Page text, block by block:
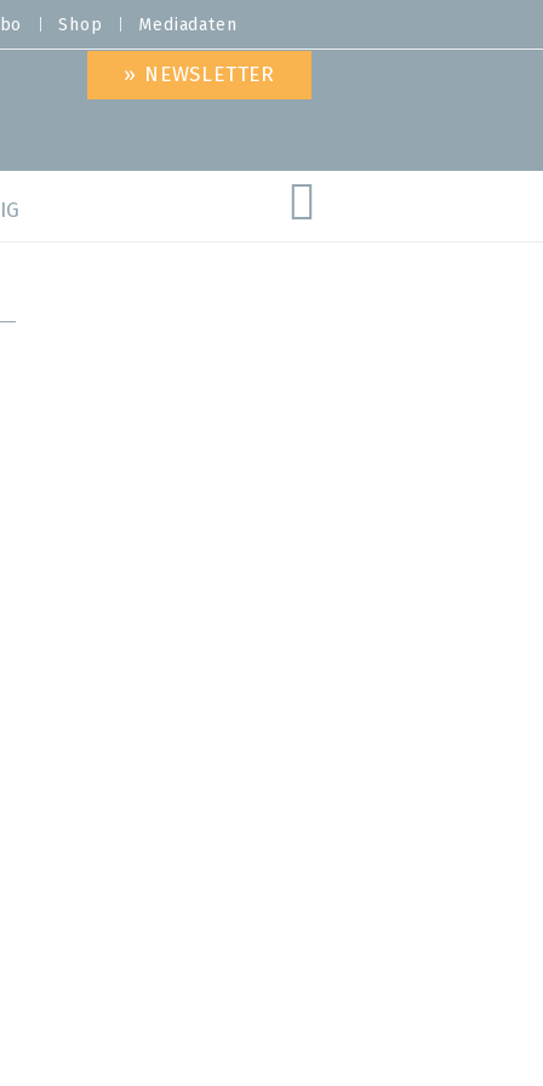
Shop Mediadaten
» NEWSLETTER